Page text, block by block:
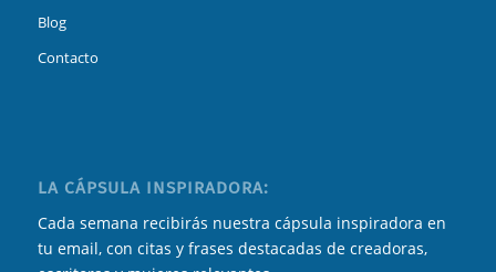
Blog
Contacto
LA CÁPSULA INSPIRADORA:
Cada semana recibirás nuestra cápsula inspiradora en
tu email, con citas y frases destacadas de creadoras,